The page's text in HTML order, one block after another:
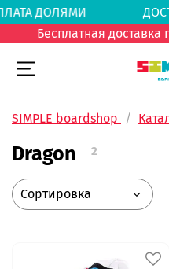
ДОЛЯМИ
Бесплатная доставка
SIMPLE boardshop
Dragon 2